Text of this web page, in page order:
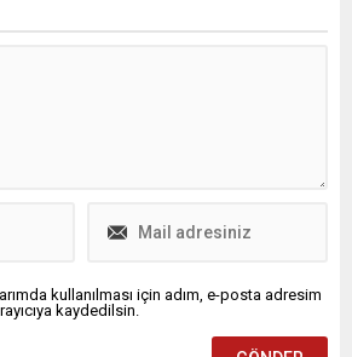
kullanılması için adım, e-posta adresim
kaydedilsin.